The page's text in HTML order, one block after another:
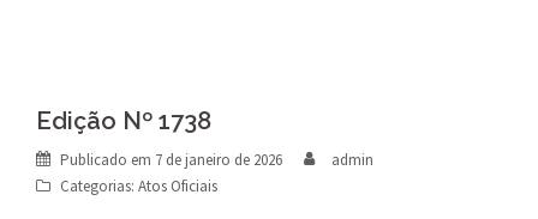
Edição Nº 1738
Publicado em 7 de janeiro de 2026
admin
Categorias: Atos Oficiais